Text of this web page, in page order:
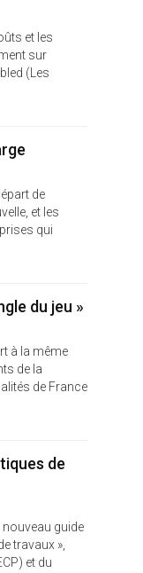
et les
sur
(Les
de
et les
qui
du jeu »
à la même
de la
de France
de
nouveau guide
travaux »,
et du